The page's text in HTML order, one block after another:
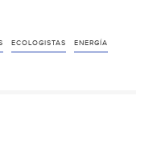
ECOLOGISTAS ENERGÍA